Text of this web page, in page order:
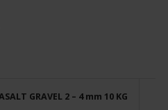
GRAVEL 2 – 4 mm 10 KG